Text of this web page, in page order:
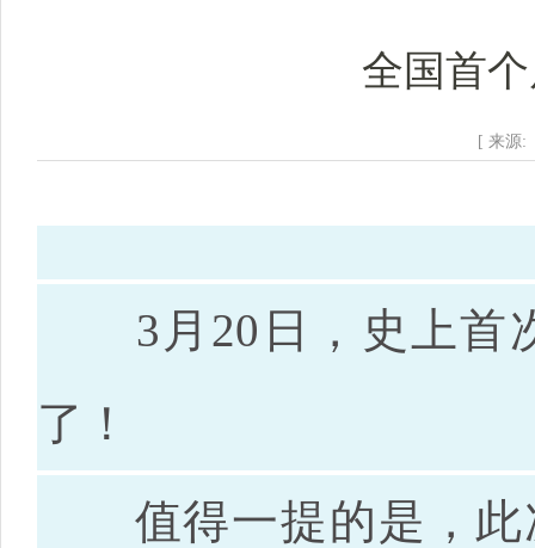
全国首
[ 来源
3月20日，史上首
了！
值得一提的是，此